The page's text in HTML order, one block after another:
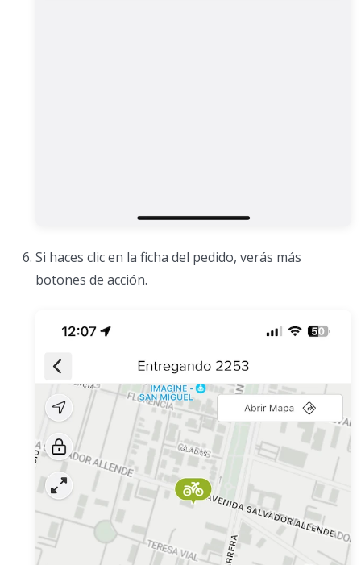
Si haces clic en la ficha del pedido, verás más
botones de acción.